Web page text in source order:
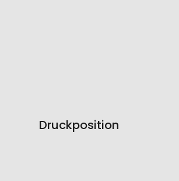
Druckposition